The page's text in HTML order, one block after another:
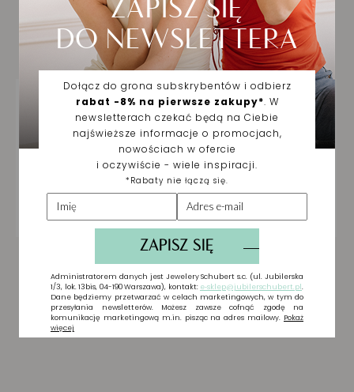
Biżuteria wybrana dla
Ciebie